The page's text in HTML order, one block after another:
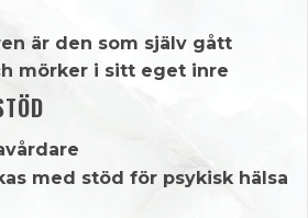
är den som själv gått
mörker i sitt eget inre
med stöd för psykisk hälsa